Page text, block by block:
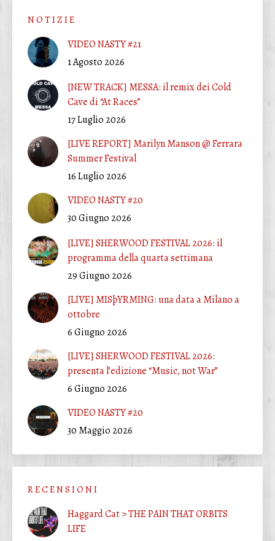
N O T I Z I E
VIDEO NASTY #21
1 Agosto 2026
[NEW TRACK] MESSA: il remix dei Cold
Cave di “At Races”
17 Luglio 2026
[LIVE REPORT] Marilyn Manson @ Ferrara
Summer Festival
16 Luglio 2026
VIDEO NASTY #20
30 Giugno 2026
[LIVE] SHERWOOD FESTIVAL 2026: il
programma della quarta settimana
29 Giugno 2026
[LIVE] MISþYRMING: una data a Milano a
ottobre
6 Giugno 2026
[LIVE] SHERWOOD FESTIVAL 2026:
presenta l’edizione “Music, not War”
6 Giugno 2026
VIDEO NASTY #20
30 Maggio 2026
R E C E N S I O N I
Haggard Cat > THE PAIN THAT ORBITS
LIFE